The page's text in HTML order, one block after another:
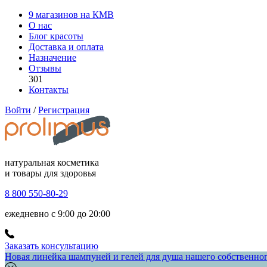
9 магазинов на КМВ
О нас
Блог красоты
Доставка и оплата
Назначение
Отзывы
301
Контакты
Войти / Регистрация
натуральная косметика
и товары для здоровья
8 800 550-80-29
ежедневно с 9:00 до 20:00
Заказать консультацию
Новая линейка шампуней и гелей для душа нашего